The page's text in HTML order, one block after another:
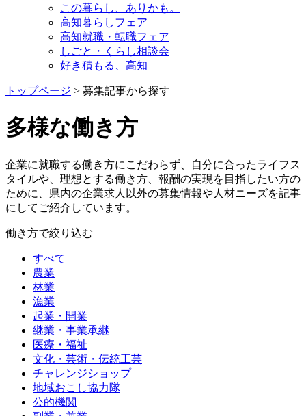
この暮らし、ありかも。
高知暮らしフェア
高知就職・転職フェア
しごと・くらし相談会
好き積もる、高知
トップページ > 募集記事から探す
多様な働き方
企業に就職する働き方にこだわらず、自分に合ったライフス
タイルや、理想とする働き方、報酬の実現を目指したい方の
ために、県内の企業求人以外の募集情報や人材ニーズを記事
にしてご紹介しています。
働き方で絞り込む
すべて
農業
林業
漁業
起業・開業
継業・事業承継
医療・福祉
文化・芸術・伝統工芸
チャレンジショップ
地域おこし協力隊
公的機関